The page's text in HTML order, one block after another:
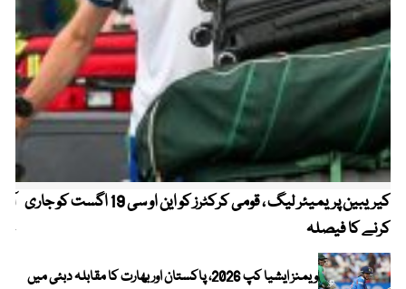
کیریبین پریمیئر لیگ ، قومی کرکٹرز کو این او سی 19 اگست کو جاری
کرنے کا فیصلہ
ویمنز ایشیا کپ 2026، پاکستان اور بھارت کا مقابلہ دبئی میں